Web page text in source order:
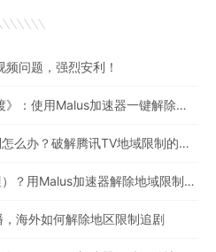
问题，强烈安利！
海外如何上爱奇艺看《无忧渡》：使用Malus加速器一键解除地域限制
<腾讯视频海外地区版权限制怎么办？破解腾讯TV地域限制的办法>
海外如何解锁B站（哔哩哔哩）？用Malus加速器解除地域限制，一键流畅追番
海外如何解除地区限制追剧